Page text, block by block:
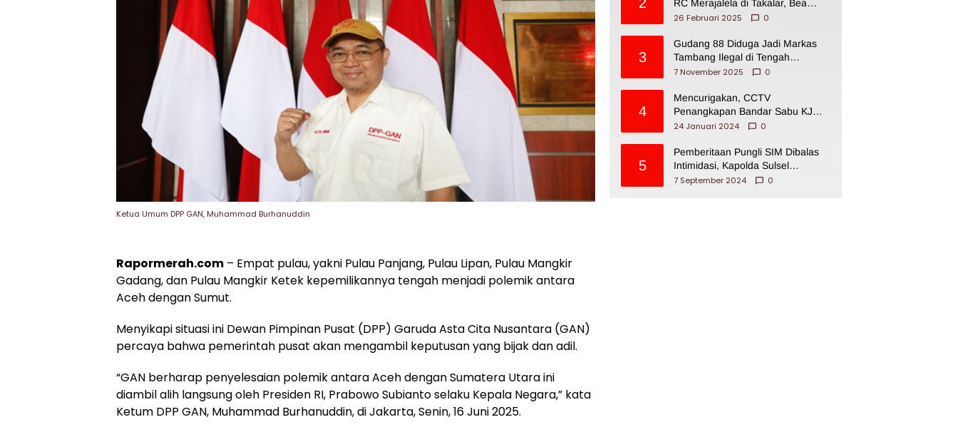
Ketua Umum DPP GAN, Muhammad Burhanuddin
Rapormerah.com – Empat pulau, yakni Pulau Panjang, Pulau Lipan, Pulau Mangkir
Gadang, dan Pulau Mangkir Ketek kepemilikannya tengah menjadi polemik antara
Aceh dengan Sumut.
Menyikapi situasi ini Dewan Pimpinan Pusat (DPP) Garuda Asta Cita Nusantara (GAN)
percaya bahwa pemerintah pusat akan mengambil keputusan yang bijak dan adil.
“GAN berharap penyelesaian polemik antara Aceh dengan Sumatera Utara ini
diambil alih langsung oleh Presiden RI, Prabowo Subianto selaku Kepala Negara,” kata
Ketum DPP GAN, Muhammad Burhanuddin, di Jakarta, Senin, 16 Juni 2025.
RC Merajalela di Takalar, Bea
Cukai Impoten
26 Februari 2025 0
3
Gudang 88 Diduga Jadi Markas
Tambang Ilegal di Tengah
Permukiman Warga Makassar
7 November 2025 0
4
Mencurigakan, CCTV
Penangkapan Bandar Sabu KJ
Disita Oknum BNNP Sulsel
24 Januari 2024 0
5
Pemberitaan Pungli SIM Dibalas
Intimidasi, Kapolda Sulsel
Dikecam PJI Sulsel
7 September 2024 0